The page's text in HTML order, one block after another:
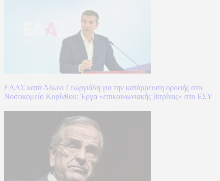
ΕΛΑΣ κατά Άδωνι Γεωργιάδη για την κατάρρευση οροφής στο
Νοσοκομείο Κορίνθου: Έργα «επικοινωνιακής βιτρίνας» στο ΕΣΥ